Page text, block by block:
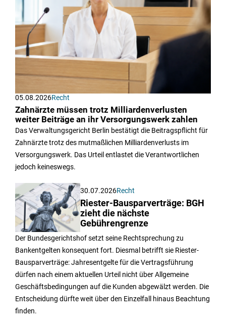
05.08.2026Recht
Zahnärzte müssen trotz Milliardenverlusten
weiter Beiträge an ihr Versorgungswerk zahlen
Das Verwaltungsgericht Berlin bestätigt die Beitragspflicht für
Zahnärzte trotz des mutmaßlichen Milliardenverlusts im
Versorgungswerk. Das Urteil entlastet die Verantwortlichen
jedoch keineswegs.
30.07.2026Recht
Riester-Bausparverträge: BGH
zieht die nächste
Gebührengrenze
Der Bundesgerichtshof setzt seine Rechtsprechung zu
Bankentgelten konsequent fort. Diesmal betrifft sie Riester-
Bausparverträge: Jahresentgelte für die Vertragsführung
dürfen nach einem aktuellen Urteil nicht über Allgemeine
Geschäftsbedingungen auf die Kunden abgewälzt werden. Die
Entscheidung dürfte weit über den Einzelfall hinaus Beachtung
finden.